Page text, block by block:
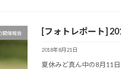
開催報告 [フォトレポート]
2018年8月21日
夏休みど真ん中の8月11